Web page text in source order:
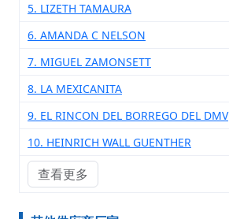
5. LIZETH TAMAURA
6. AMANDA C NELSON
7. MIGUEL ZAMONSETT
8. LA MEXICANITA
9. EL RINCON DEL BORREGO DEL DMV
10. HEINRICH WALL GUENTHER
查看更多